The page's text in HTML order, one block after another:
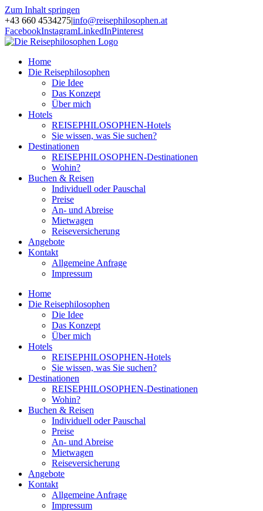
Zum Inhalt springen
+43 660 4534275|info@reisephilosophen.at
FacebookInstagramLinkedInPinterest
Home
Die Reisephilosophen
Die Idee
Das Konzept
Über mich
Hotels
REISEPHILOSOPHEN-Hotels
Sie wissen, was Sie suchen?
Destinationen
REISEPHILOSOPHEN-Destinationen
Wohin?
Buchen & Reisen
Individuell oder Pauschal
Preise
An- und Abreise
Mietwagen
Reiseversicherung
Angebote
Kontakt
Allgemeine Anfrage
Impressum
Home
Die Reisephilosophen
Die Idee
Das Konzept
Über mich
Hotels
REISEPHILOSOPHEN-Hotels
Sie wissen, was Sie suchen?
Destinationen
REISEPHILOSOPHEN-Destinationen
Wohin?
Buchen & Reisen
Individuell oder Pauschal
Preise
An- und Abreise
Mietwagen
Reiseversicherung
Angebote
Kontakt
Allgemeine Anfrage
Impressum